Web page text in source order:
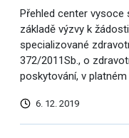
Přehled center vysoce
základě výzvy k
specializované
372/2011Sb., o
poskytování, v
6. 12. 2019